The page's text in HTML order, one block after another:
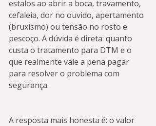
estalos ao abrir a boca, travamento,
cefaleia, dor no ouvido, apertamento
(bruxismo) ou tensão no rosto e
pescoço. A dúvida é direta: quanto
custa o tratamento para DTM e o
que realmente vale a pena pagar
para resolver o problema com
segurança.
A resposta mais honesta é: o valor